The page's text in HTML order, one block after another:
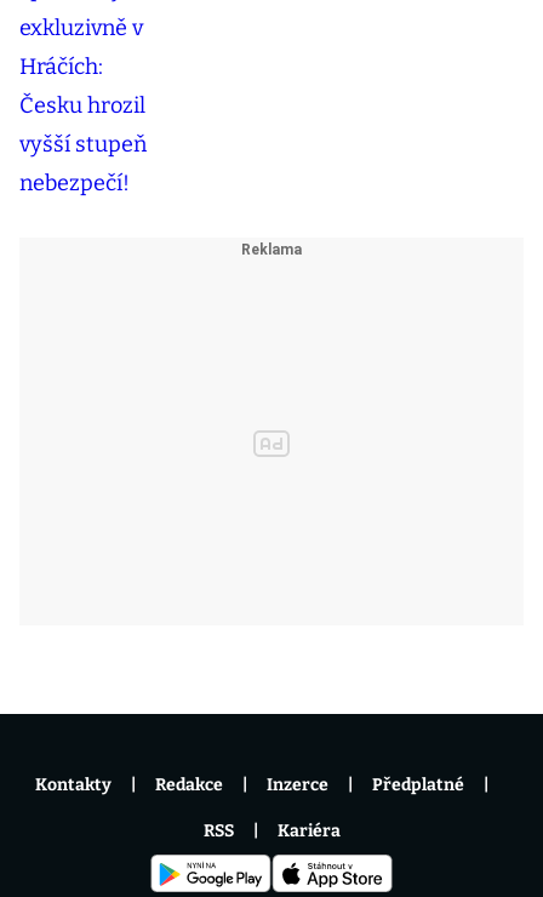
Kontakty Redakce Inzerce Předplatné
RSS Kariéra